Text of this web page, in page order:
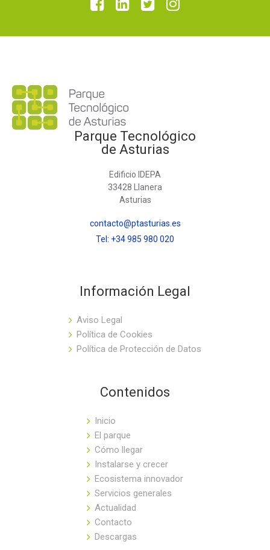
Parque Tecnológico
de Asturias
Edificio IDEPA
33428 Llanera
Asturias
contacto@ptasturias.es
Tel: +34 985 980 020
Información Legal
Aviso Legal
Política de Cookies
Política de Protección de Datos
Contenidos
Inicio
El parque
Cómo llegar
Instalarse y crecer
Ecosistema innovador
Servicios generales
Actualidad
Contacto
Descargas